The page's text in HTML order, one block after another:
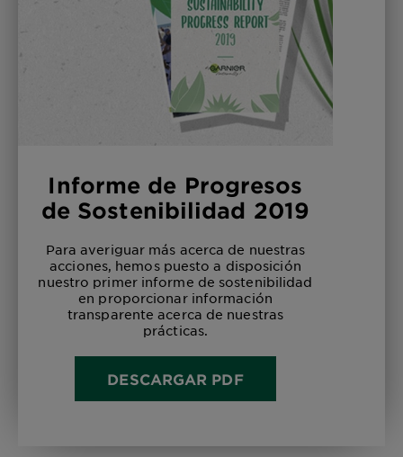
Informe de Progresos
de Sostenibilidad 2019
Para averiguar más acerca de nuestras
acciones, hemos puesto a disposición
nuestro primer informe de sostenibilidad
en proporcionar información
transparente acerca de nuestras
prácticas.
DESCARGAR PDF